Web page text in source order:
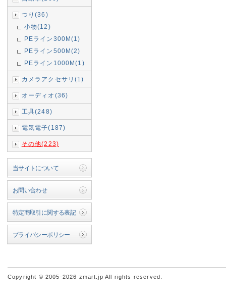
つり(36)
小物(12)
PEライン300M(1)
PEライン500M(2)
PEライン1000M(1)
カメラアクセサリ(1)
オーディオ(36)
工具(248)
電気電子(187)
その他(223)
当サイトについて
お問い合わせ
特定商取引に関する表記
プライバシーポリシー
Copyright © 2005-2026 zmart.jp All rights reserved.